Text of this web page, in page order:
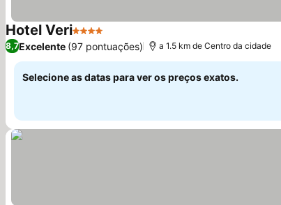
Hotel Veri4 Estrelas
8,7Excelente (97 pontuações) a 1.5 km de Centro da cidade
Selecione as datas para ver os preços exatos.